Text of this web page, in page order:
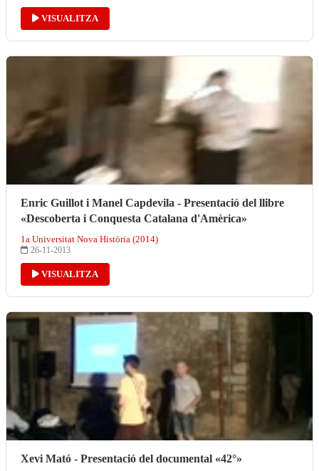
VISUALITZA
Enric Guillot i Manel Capdevila - Presentació del llibre
«Descoberta i Conquesta Catalana d'Amèrica»
1a Universitat Nova Història (2014)
26-11-2013
VISUALITZA
Xevi Mató - Presentació del documental «42°»